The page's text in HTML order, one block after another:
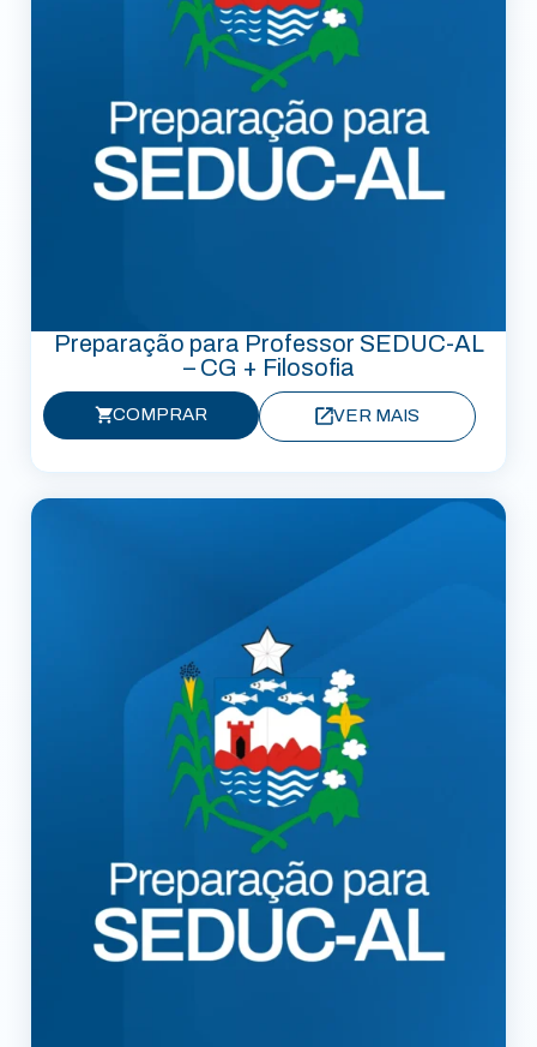
Preparação para Professor SEDUC-AL
– CG + Filosofia
COMPRAR VER MAIS